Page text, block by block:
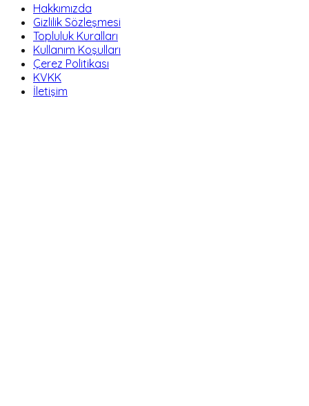
Hakkımızda
Gizlilik Sözleşmesi
Topluluk Kuralları
Kullanım Koşulları
Çerez Politikası
KVKK
İletişim